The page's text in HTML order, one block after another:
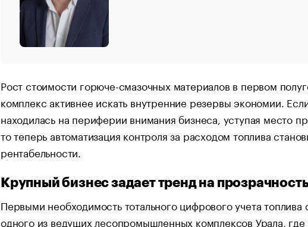
Рост стоимости горюче-смазочных материалов в первом
комплекс активнее искать внутренние резервы экономии.
находилась на периферии внимания бизнеса, уступая место
то теперь автоматизация контроля за расходом топлива
рентабельности.
Крупный бизнес задает тренд на
Первыми необходимость тотального цифрового учета
одного из ведущих лесопромышленных комплексов Урала, где